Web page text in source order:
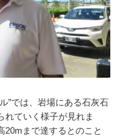
”では、岩場にある石灰石
れていく様子が見れま
20mまで達するとのこと